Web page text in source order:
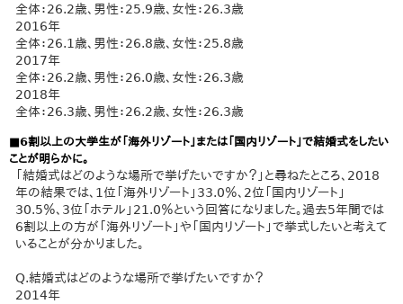
全体：26.2歳、男性：25.9歳、女性：26.3歳
2016年
全体：26.1歳、男性：26.8歳、女性：25.8歳
2017年
全体：26.2歳、男性：26.0歳、女性：26.3歳
2018年
全体：26.3歳、男性：26.2歳、女性：26.3歳
■6割以上の大学生が「海外リゾート」または「国内リゾート」で結婚式をしたい
ことが明らかに。
「結婚式はどのような場所で挙げたいですか？」と尋ねたところ、2018
年の結果では、1位「海外リゾート」33.0％、2位「国内リゾート」
30.5％、3位「ホテル」21.0％という回答になりました。過去5年間では
6割以上の方が「海外リゾート」や「国内リゾート」で挙式したいと考えて
いることが分かりました。
Q.結婚式はどのような場所で挙げたいですか？
2014年